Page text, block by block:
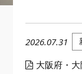
2026.07.31
大阪府・大阪市の補助